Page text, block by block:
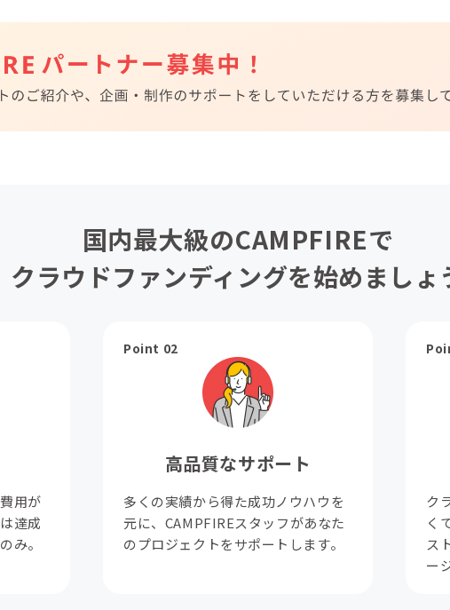
国内最大級のCAMPFIREで
クラウドファンディングを始めましょ
用が
達成
み。
Point 02
高品質なサポート
多くの実績から得た成功ノウハウを
元に、CAMPFIREスタッフがあなた
のプロジェクトをサポートします。
ク
く
ス
ー